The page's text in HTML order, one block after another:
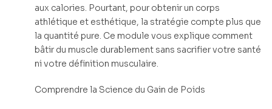
aux calories. Pourtant, pour obtenir un corps
athlétique et esthétique, la stratégie compte plus que
la quantité pure. Ce module vous explique comment
bâtir du muscle durablement sans sacrifier votre santé
ni votre définition musculaire.
Comprendre la Science du Gain de Poids